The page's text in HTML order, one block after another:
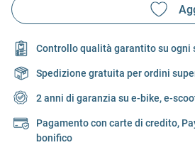
Controllo qualità garantito su ogni
Spedizione gratuita per ordini
2 anni di garanzia su e-bike, e-
Pagamento con carte di credito,
bonifico